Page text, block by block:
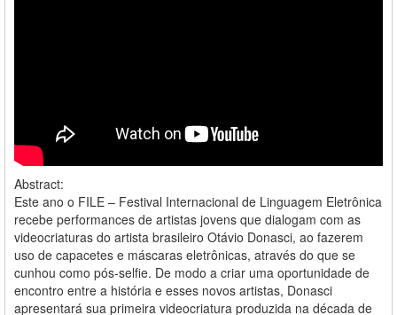
Abstract:
Este ano o FILE – Festival Internacional de Linguagem Eletrônica
recebe performances de artistas jovens que dialogam com as
videocriaturas do artista brasileiro Otávio Donasci, ao fazerem
uso de capacetes e máscaras eletrônicas, através do que se
cunhou como pós-selfie. De modo a criar uma oportunidade de
encontro entre a história e esses novos artistas, Donasci
apresentará sua primeira videocriatura produzida na década de